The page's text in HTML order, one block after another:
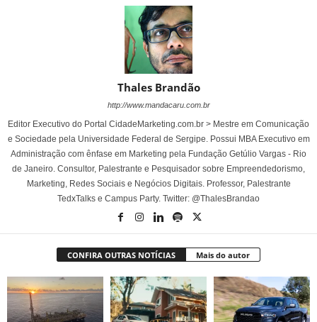
Thales Brandão
http://www.mandacaru.com.br
Editor Executivo do Portal CidadeMarketing.com.br > Mestre em Comunicação
e Sociedade pela Universidade Federal de Sergipe. Possui MBA Executivo em
Administração com ênfase em Marketing pela Fundação Getúlio Vargas - Rio
de Janeiro. Consultor, Palestrante e Pesquisador sobre Empreendedorismo,
Marketing, Redes Sociais e Negócios Digitais. Professor, Palestrante
TedxTalks e Campus Party. Twitter: @ThalesBrandao
CONFIRA OUTRAS NOTÍCIAS Mais do autor